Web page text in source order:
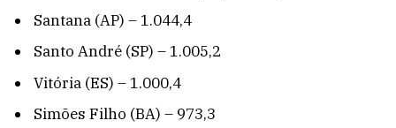
Santana (AP) – 1.044,4
Santo André (SP) – 1.005,2
Vitória (ES) – 1.000,4
Simões Filho (BA) – 973,3